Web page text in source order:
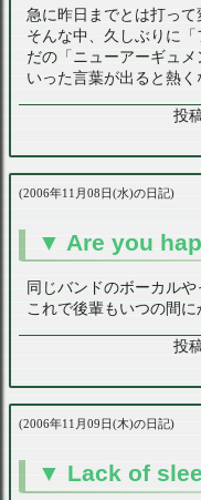
急に昨日までとは打って
そんな中、久しぶりに「
だの「ニューアーギュ
いった言葉が出ると熱く
2006年11月08日(水)の日記
Are you
同じバンドのボーカル
これで後輩もいつの間
2006年11月09日(木)の日記
Lack of